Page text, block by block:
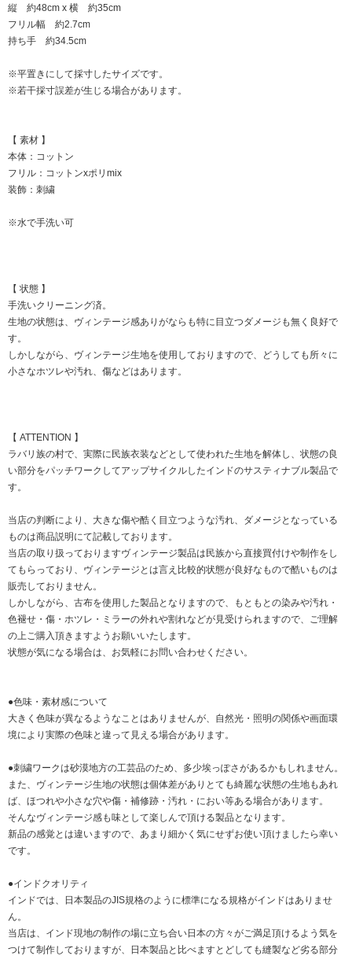
縦 約48cm x 横 約35cm
フリル幅 約2.7cm
持ち手 約34.5cm
※平置きにして採寸したサイズです。
※若干採寸誤差が生じる場合があります。
【 素材 】
本体：コットン
フリル：コットンxポリmix
装飾：刺繍
※水で手洗い可
【 状態 】
手洗いクリーニング済。
生地の状態は、ヴィンテージ感ありがならも特に目立つダメージも無く良好で
す。
しかしながら、ヴィンテージ生地を使用しておりますので、どうしても所々に
小さなホツレや汚れ、傷などはあります。
【 ATTENTION 】
ラバリ族の村で、実際に民族衣装などとして使われた生地を解体し、状態の良
い部分をパッチワークしてアップサイクルしたインドのサスティナブル製品で
す。
当店の判断により、大きな傷や酷く目立つような汚れ、ダメージとなっている
ものは商品説明にて記載しております。
当店の取り扱っておりますヴィンテージ製品は民族から直接買付けや制作をし
てもらっており、ヴィンテージとは言え比較的状態が良好なもので酷いものは
販売しておりません。
しかしながら、古布を使用した製品となりますので、もともとの染みや汚れ・
色褪せ・傷・ホツレ・ミラーの外れや割れなどが見受けられますので、ご理解
の上ご購入頂きますようお願いいたします。
状態が気になる場合は、お気軽にお問い合わせください。
●色味・素材感について
大きく色味が異なるようなことはありませんが、自然光・照明の関係や画面環
境により実際の色味と違って見える場合があります。
●刺繍ワークは砂漠地方の工芸品のため、多少埃っぽさがあるかもしれません。
また、ヴィンテージ生地の状態は個体差がありとても綺麗な状態の生地もあれ
ば、ほつれや小さな穴や傷・補修跡・汚れ・におい等ある場合があります。
そんなヴィンテージ感も味として楽しんで頂ける製品となります。
新品の感覚とは違いますので、あまり細かく気にせずお使い頂けましたら幸い
です。
●インドクオリティ
インドでは、日本製品のJIS規格のように標準になる規格がインドはありませ
ん。
当店は、インド現地の制作の場に立ち合い日本の方々がご満足頂けるよう気を
つけて制作しておりますが、日本製品と比べますとどしても縫製など劣る部分